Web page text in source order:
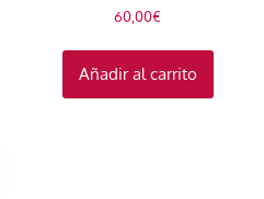
60,00€
Añadir al carrito